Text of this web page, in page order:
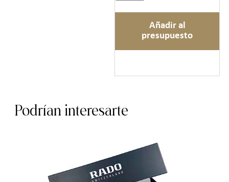
Añadir al
presupuesto
Podrían interesarte